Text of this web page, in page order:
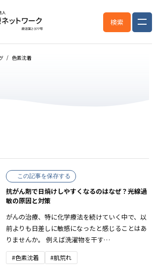
検索
色素沈着
この記事を保存する
抗がん剤で日焼けしやすくなるのはなぜ？光線過
敏の原因と対策
がんの治療、特に化学療法を続けていく中で、以
前よりも日差しに敏感になったと感じることはあ
りませんか。 例えば洗濯物を干す…
#色素沈着 #肌荒れ